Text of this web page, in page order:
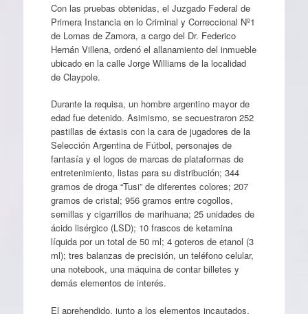
Con las pruebas obtenidas, el Juzgado Federal de
Primera Instancia en lo Criminal y Correccional Nº1
de Lomas de Zamora, a cargo del Dr. Federico
Hernán Villena, ordenó el allanamiento del inmueble
ubicado en la calle Jorge Williams de la localidad
de Claypole.
Durante la requisa, un hombre argentino mayor de
edad fue detenido. Asimismo, se secuestraron 252
pastillas de éxtasis con la cara de jugadores de la
Selección Argentina de Fútbol, personajes de
fantasía y el logos de marcas de plataformas de
entretenimiento, listas para su distribución; 344
gramos de droga “Tusi” de diferentes colores; 207
gramos de cristal; 956 gramos entre cogollos,
semillas y cigarrillos de marihuana; 25 unidades de
ácido lisérgico (LSD); 10 frascos de ketamina
líquida por un total de 50 ml; 4 goteros de etanol (3
ml); tres balanzas de precisión, un teléfono celular,
una notebook, una máquina de contar billetes y
demás elementos de interés.
El aprehendido, junto a los elementos incautados,